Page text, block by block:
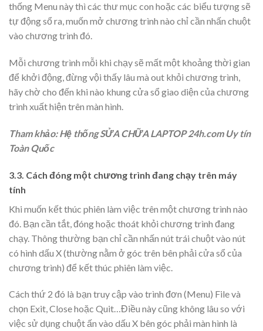
thống Menu này thì các thư mục con hoặc các biểu tượng sẽ
tự động sổ ra, muốn mở chương trình nào chỉ cần nhấn chuột
vào chương trình đó.
Mỗi chương trình mỗi khi chạy sẽ mất một khoảng thời gian
để khởi động, đừng vội thấy lâu mà out khỏi chương trình,
hãy chờ cho đến khi nào khung cửa sổ giao diện của chương
trình xuất hiện trên màn hình.
Tham khảo: Hệ thống SỬA CHỮA LAPTOP 24h.com Uy tín
Toàn Quốc
3.3. Cách đóng một chương trình đang chạy trên máy
tính
Khi muốn kết thúc phiên làm việc trên một chương trình nào
đó. Bạn cần tắt, đóng hoặc thoát khỏi chương trình đang
chạy. Thông thường bạn chỉ cần nhấn nút trái chuột vào nút
có hình dấu X (thường nằm ở góc trên bên phải cửa sổ của
chương trình) để kết thúc phiên làm việc.
Cách thứ 2 đó là bạn truy cập vào trình đơn (Menu) File và
chọn Exit, Close hoặc Quit…Điều này cũng không lâu so với
việc sử dụng chuột ấn vào dấu X bên góc phải màn hình là